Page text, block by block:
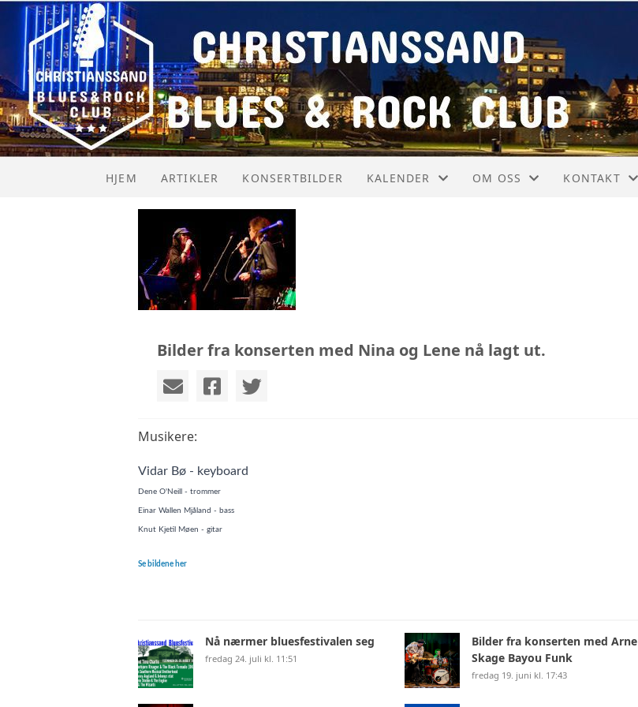
HJEM ARTIKLER KONSERTBILDER KALENDER OM OSS KONTAKT
Bilder fra konserten med Nina og Lene nå lagt ut.
Musikere:
Vidar Bø - keyboard
Dene O'Neill - trommer
Einar Wallen Mjåland - bass
Knut Kjetil Møen - gitar
Se bildene her
Nå nærmer bluesfestivalen seg
fredag 24. juli kl. 11:51
Bilder fra konserten med Arne
Skage Bayou Funk
fredag 19. juni kl. 17:43